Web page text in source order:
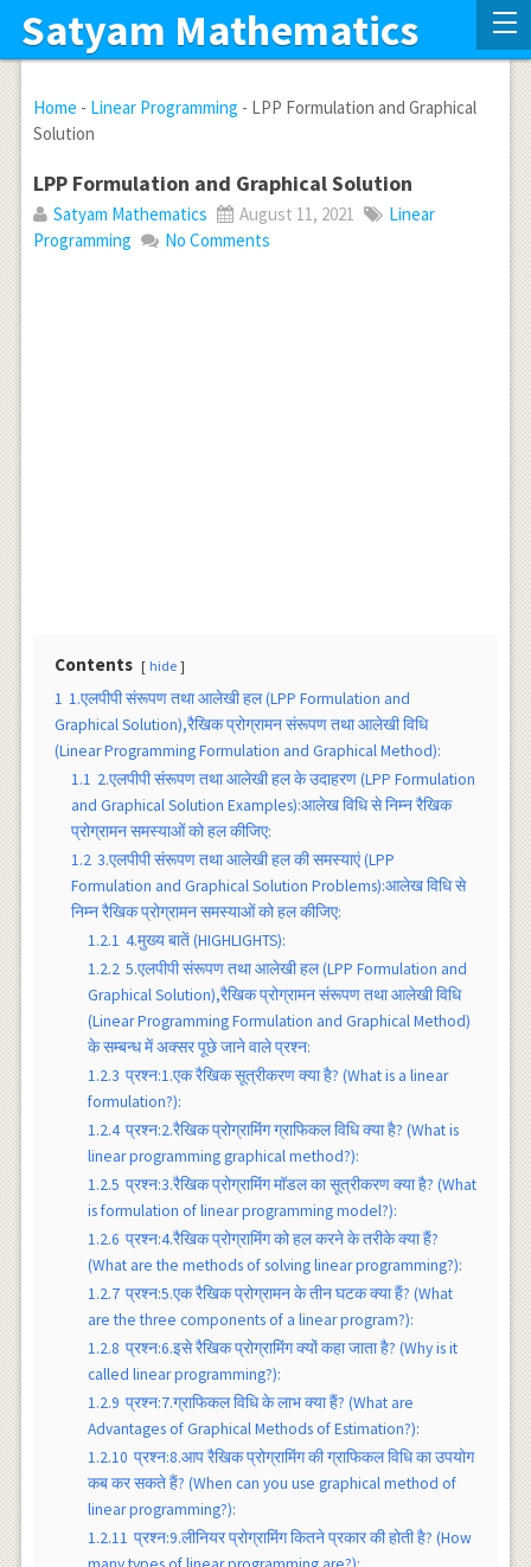
Satyam Mathematics
Home - Linear Programming - LPP Formulation and Graphical
Solution
LPP Formulation and Graphical Solution
Satyam Mathematics August 11, 2021
Linear
Programming
No Comments
Contents hide
1 1.एलपीपी संरूपण तथा आलेखी हल (LPP Formulation and
Graphical Solution),रैखिक प्रोग्रामन संरूपण तथा आलेखी विधि
(Linear Programming Formulation and Graphical Method):
1.1 2.एलपीपी संरूपण तथा आलेखी हल के उदाहरण (LPP Formulation
and Graphical Solution Examples):आलेख विधि से निम्न रैखिक
प्रोग्रामन समस्याओं को हल कीजिए:
1.2 3.एलपीपी संरूपण तथा आलेखी हल की समस्याएं (LPP
Formulation and Graphical Solution Problems):आलेख विधि से
निम्न रैखिक प्रोग्रामन समस्याओं को हल कीजिए:
1.2.1 4.मुख्य बातें (HIGHLIGHTS):
1.2.2 5.एलपीपी संरूपण तथा आलेखी हल (LPP Formulation and
Graphical Solution),रैखिक प्रोग्रामन संरूपण तथा आलेखी विधि
(Linear Programming Formulation and Graphical Method)
के सम्बन्ध में अक्सर पूछे जाने वाले प्रश्न:
1.2.3 प्रश्न:1.एक रैखिक सूत्रीकरण क्या है? (What is a linear
formulation?):
1.2.4 प्रश्न:2.रैखिक प्रोग्रामिंग ग्राफिकल विधि क्या है? (What is
linear programming graphical method?):
1.2.5 प्रश्न:3.रैखिक प्रोग्रामिंग मॉडल का सूत्रीकरण क्या है? (What
is formulation of linear programming model?):
1.2.6 प्रश्न:4.रैखिक प्रोग्रामिंग को हल करने के तरीके क्या हैं?
(What are the methods of solving linear programming?):
1.2.7 प्रश्न:5.एक रैखिक प्रोग्रामन के तीन घटक क्या हैं? (What
are the three components of a linear program?):
1.2.8 प्रश्न:6.इसे रैखिक प्रोग्रामिंग क्यों कहा जाता है? (Why is it
called linear programming?):
1.2.9 प्रश्न:7.ग्राफिकल विधि के लाभ क्या हैं? (What are
Advantages of Graphical Methods of Estimation?):
1.2.10 प्रश्न:8.आप रैखिक प्रोग्रामिंग की ग्राफिकल विधि का उपयोग
कब कर सकते हैं? (When can you use graphical method of
linear programming?):
1.2.11 प्रश्न:9.लीनियर प्रोग्रामिंग कितने प्रकार की होती है? (How